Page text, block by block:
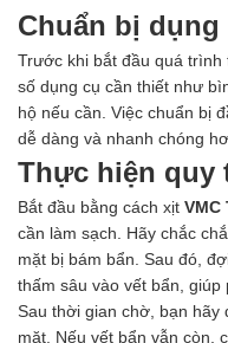
Silicone KCC
Silicone Apollo
Silicone Kingbond
Silicone Shinetsu
Keo Silicone
Hóa chất khác
Giới Thiệu
Đối tác
Quy trình sản xuất
Tin tức
VMC GROUP
Ngành Hóa Chất
Chuẩn bị dụng
Trước khi bắt đầu quá
số dụng cụ cần thiết như
hộ nếu cần. Việc chuẩn bị
dễ dàng và nhanh chóng
Thực hiện quy
Bắt đầu bằng cách xịt VMC
cần làm sạch. Hãy chắc
mặt bị bám bẩn. Sau đó,
thấm sâu vào vết bẩn, giúp
Sau thời gian chờ, bạn hãy
mặt. Nếu vết bẩn vẫn còn,